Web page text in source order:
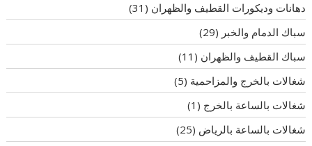
دهانات وديكورات القطيف والظهران (31)
سباك الدمام والخبر (29)
سباك القطيف والظهران (11)
شغالات بالخرج والمزاحمية (5)
شغالات بالساعة بالخرج (1)
شغالات بالساعة بالرياض (25)